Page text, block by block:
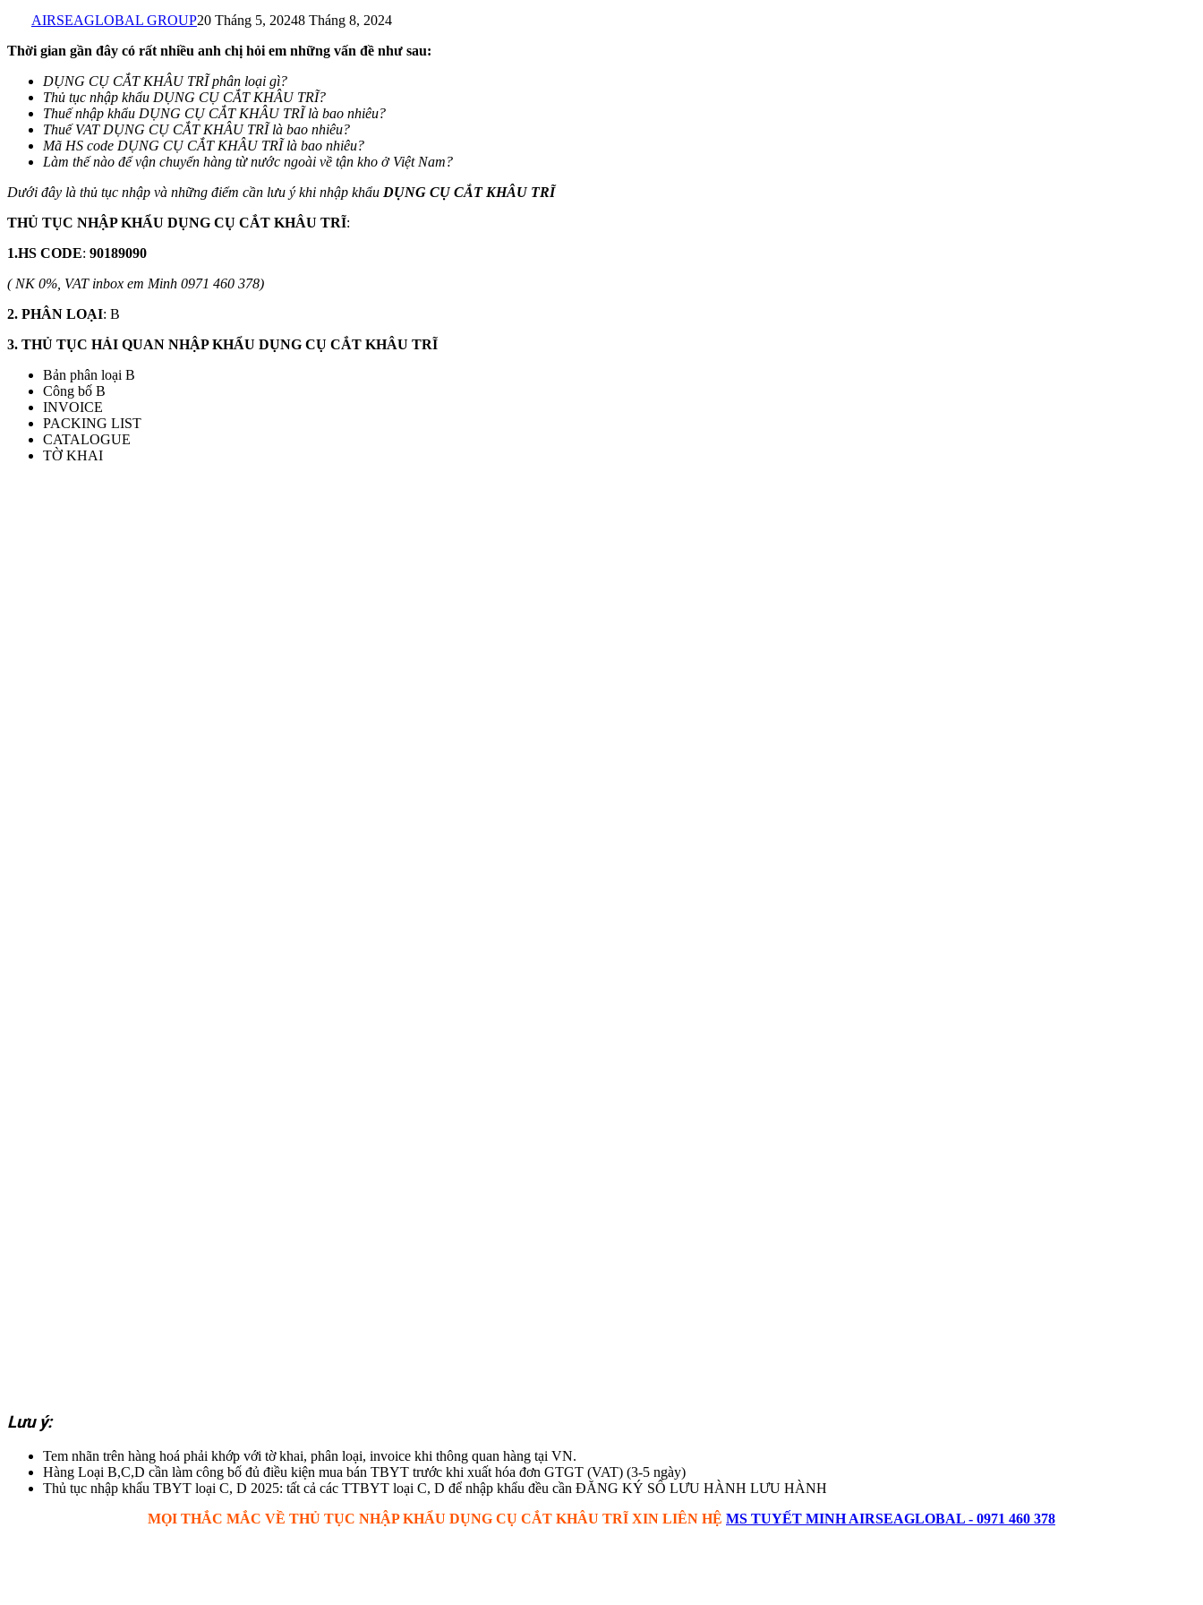
AIRSEAGLOBAL GROUP20 Tháng 5, 20248 Tháng 8, 2024
Thời gian gần đây có rất nhiều anh chị hỏi em những vấn đề như sau:
DỤNG CỤ CẮT KHÂU TRĨ phân loại gì?
Thủ tục nhập khẩu DỤNG CỤ CẮT KHÂU TRĨ?
Thuế nhập khẩu DỤNG CỤ CẮT KHÂU TRĨ là bao nhiêu?
Thuế VAT DỤNG CỤ CẮT KHÂU TRĨ là bao nhiêu?
Mã HS code DỤNG CỤ CẮT KHÂU TRĨ là bao nhiêu?
Làm thế nào để vận chuyển hàng từ nước ngoài về tận kho ở Việt Nam?
Dưới đây là thủ tục nhập và những điểm cần lưu ý khi nhập khẩu DỤNG CỤ CẮT KHÂU TRĨ
THỦ TỤC NHẬP KHẨU DỤNG CỤ CẮT KHÂU TRĨ:
1.HS CODE: 90189090
( NK 0%, VAT inbox em Minh 0971 460 378)
2. PHÂN LOẠI: B
3. THỦ TỤC HẢI QUAN NHẬP KHẨU DỤNG CỤ CẮT KHÂU TRĨ
Bản phân loại B
Công bố B
INVOICE
PACKING LIST
CATALOGUE
TỜ KHAI
Lưu ý:
Tem nhãn trên hàng hoá phải khớp với tờ khai, phân loại, invoice khi thông quan hàng tại VN.
Hàng Loại B,C,D cần làm công bố đủ điều kiện mua bán TBYT trước khi xuất hóa đơn GTGT (VAT) (3-5 ngày)
Thủ tục nhập khẩu TBYT loại C, D 2025: tất cả các TTBYT loại C, D để nhập khẩu đều cần ĐĂNG KÝ SỐ LƯU HÀNH LƯU HÀNH
MỌI THẮC MẮC VỀ THỦ TỤC NHẬP KHẨU DỤNG CỤ CẮT KHÂU TRĨ XIN LIÊN HỆ MS TUYẾT MINH AIRSEAGLOBAL - 0971 460 378